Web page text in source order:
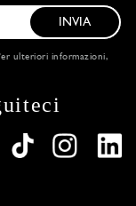
INVIA
ulteriori informazioni,